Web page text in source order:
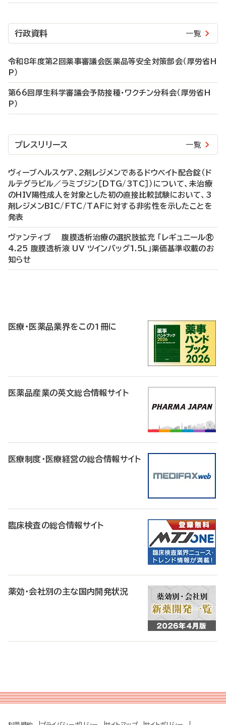
行政資料 一覧
令和8年度第2回薬事審議会医薬品等安全対策部会（厚労省H
P）
第66回厚生科学審議会予防接種・ワクチン分科会（厚労省H
P）
プレスリリース 一覧
ヴィーブヘルスケア、2剤レジメンであるドウベイト配合錠（ド
ルテグラビル／ラミブジン［DTG/3TC］）について、未治療
のHIV陽性成人を対象とした初の直接比較試験において、3
剤レジメンBIC/FTC/TAFに対する非劣性を示したことを
発表
ヴァンティブ 腹膜透析治療の選択肢拡充 「レギュニール®
4.25 腹膜透析液 UV ツインバッグ1.5L」薬価基準収載のお
知らせ
医療・医薬品業界をこの1冊に
医薬品産業の英文総合情報サイト
医療制度・医療経営の総合情報サイト
臨床検査の総合情報サイト
薬効・会社別の主な国内開発状況